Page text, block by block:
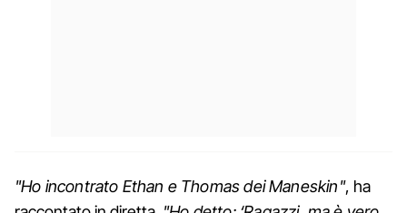
"Ho incontrato Ethan e Thomas dei Maneskin", ha